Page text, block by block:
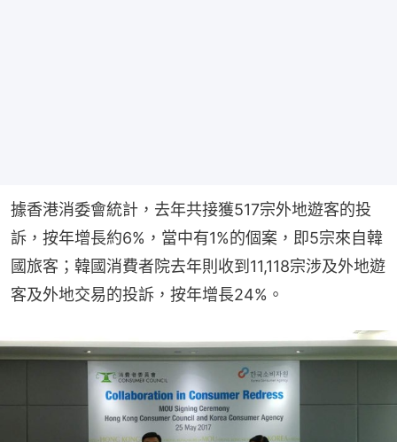
據香港消委會統計，去年共接獲517宗外地遊客的投
訴，按年增長約6%，當中有1%的個案，即5宗來自韓
國旅客；韓國消費者院去年則收到11,118宗涉及外地遊
客及外地交易的投訴，按年增長24%。